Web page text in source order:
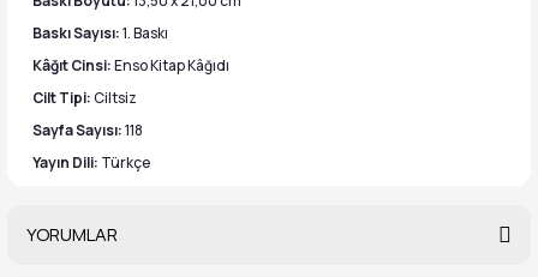
Baskı Sayısı:1. Baskı
Kâğıt Cinsi:Enso Kitap Kâğıdı
Cilt Tipi:Ciltsiz
Sayfa Sayısı:118
Yayın Dili: Türkçe
YORUMLAR